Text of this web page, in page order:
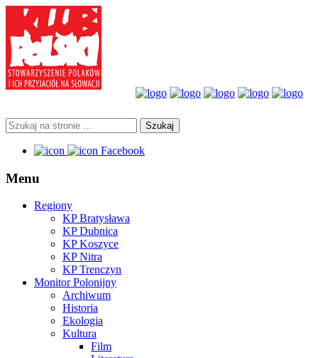
Facebook
Menu
Regiony
KP Bratysława
KP Dubnica
KP Koszyce
KP Nitra
KP Trenczyn
Monitor Polonijny
Archiwum
Historia
Ekologia
Kultura
Film